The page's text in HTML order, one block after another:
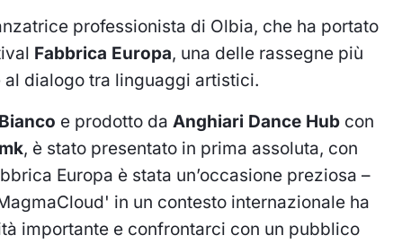
professionista di Olbia, che ha portato
Fabbrica Europa, una delle rassegne più
dialogo tra linguaggi artistici.
e prodotto da Anghiari Dance Hub con
, è stato presentato in prima assoluta, con
Europa è stata un’occasione preziosa –
in un contesto internazionale ha
importante e confrontarci con un pubblico